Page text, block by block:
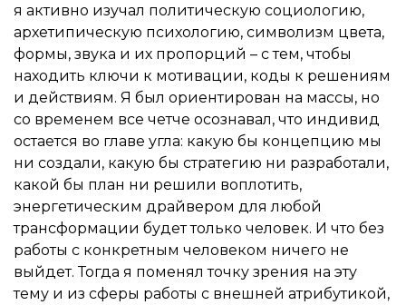
я активно изучал политическую социологию,
архетипическую психологию, символизм цвета,
формы, звука и их пропорций – с тем, чтобы
находить ключи к мотивации, коды к решениям
и действиям. Я был ориентирован на массы, но
со временем все четче осознавал, что индивид
остается во главе угла: какую бы концепцию мы
ни создали, какую бы стратегию ни разработали,
какой бы план ни решили воплотить,
энергетическим драйвером для любой
трансформации будет только человек. И что без
работы с конкретным человеком ничего не
выйдет. Тогда я поменял точку зрения на эту
тему и из сферы работы с внешней атрибутикой,